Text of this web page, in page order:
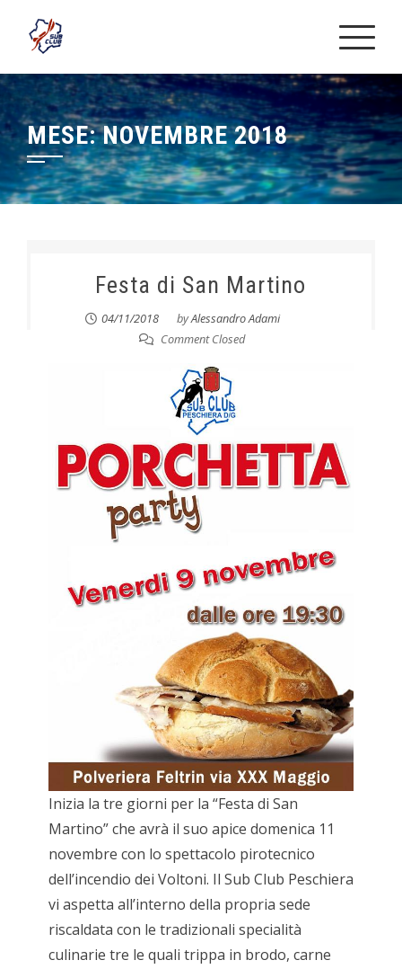
MESE:NOVEMBRE 2018
Festa di San Martino
04/11/2018 byAlessandro Adami
Comment Closed
Inizia la tre giorni per la “Festa di San
Martino” che avrà il suo apice domenica 11
novembre con lo spettacolo pirotecnico
dell’incendio dei Voltoni. Il Sub Club Peschiera
vi aspetta all’interno della propria sede
riscaldata con le tradizionali specialità
culinarie tre le quali trippa in brodo, carne